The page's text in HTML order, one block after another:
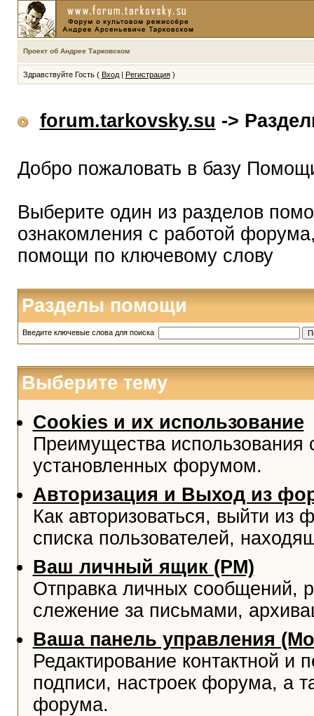
Проект об Андрее Тарковском
Здравствуйте Гость ( Вход| Регистрация)
forum.tarkovsky.su ->
Добро пожаловать в базу
Выберите один из разделов
ознакомления с работой
помощи по ключевому слову
Разделы помощи
Введите ключевые слова для поиска
Выберите тему
Cookies и их использование
Преимущества
установленных форумом.
Авторизация и Выход из
Как авторизоваться, выйти из
списка пользователей,
Ваш личный ящик (PM)
Отправка личных сообщений,
слежение за письмами,
Ваша панель управления
Редактирование контактной
подписи, настроек форума, а
форума.